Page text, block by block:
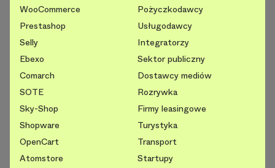
WooCommerce
Prestashop
Selly
Ebexo
Comarch
SOTE
Sky-Shop
Shopware
OpenCart
Atomstore
Pożyczkodawcy
Usługodawcy
Integratorzy
Sektor publiczny
Dostawcy mediów
Rozrywka
Firmy leasingowe
Turystyka
Transport
Startupy